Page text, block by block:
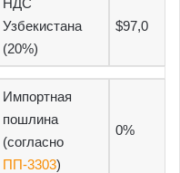
Узбекистана
(20%)
$97,0
Импортная
пошлина
(согласно
ПП-3303)
0%